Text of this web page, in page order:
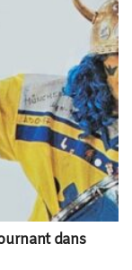
dans